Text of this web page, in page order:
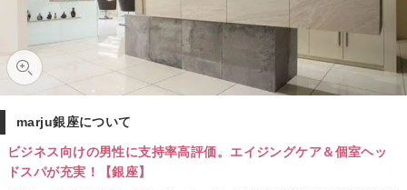
marju銀座について
ビジネス向けの男性に支持率高評価。エイジングケア＆個室ヘッ
ドスパが充実！【銀座】